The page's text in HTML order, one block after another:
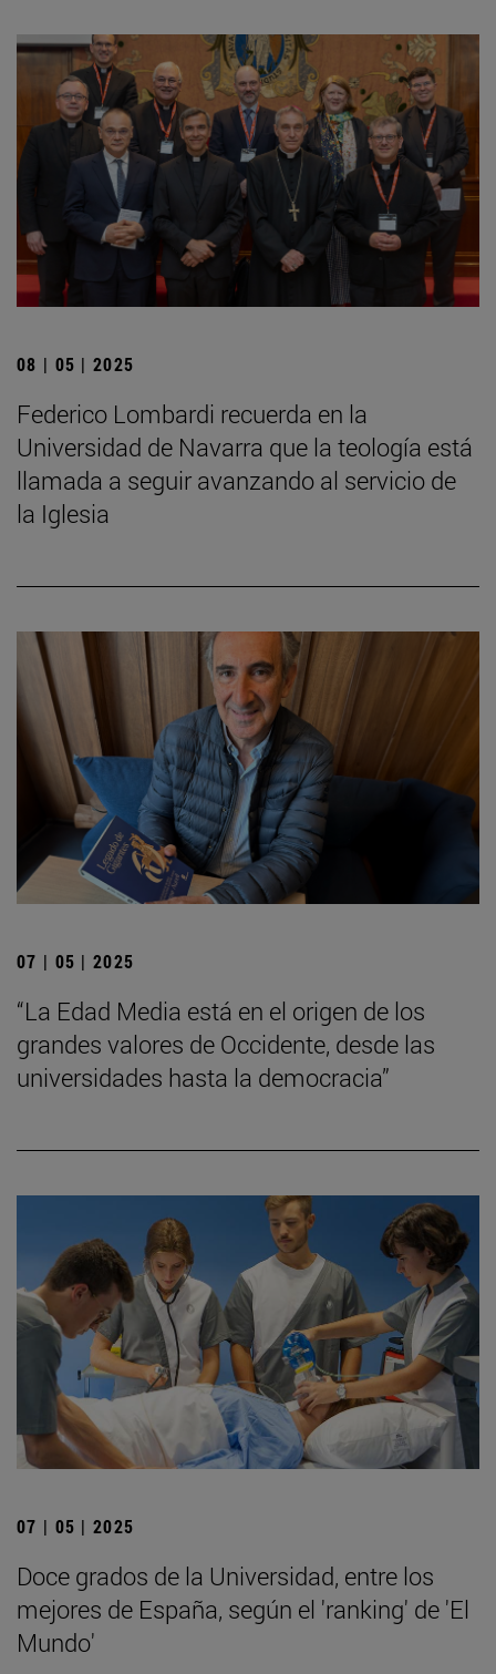
08 | 05 | 2025
Federico Lombardi recuerda en la
Universidad de Navarra que la teología está
llamada a seguir avanzando al servicio de
la Iglesia
07 | 05 | 2025
“La Edad Media está en el origen de los
grandes valores de Occidente, desde las
universidades hasta la democracia”
07 | 05 | 2025
Doce grados de la Universidad, entre los
mejores de España, según el 'ranking' de 'El
Mundo'